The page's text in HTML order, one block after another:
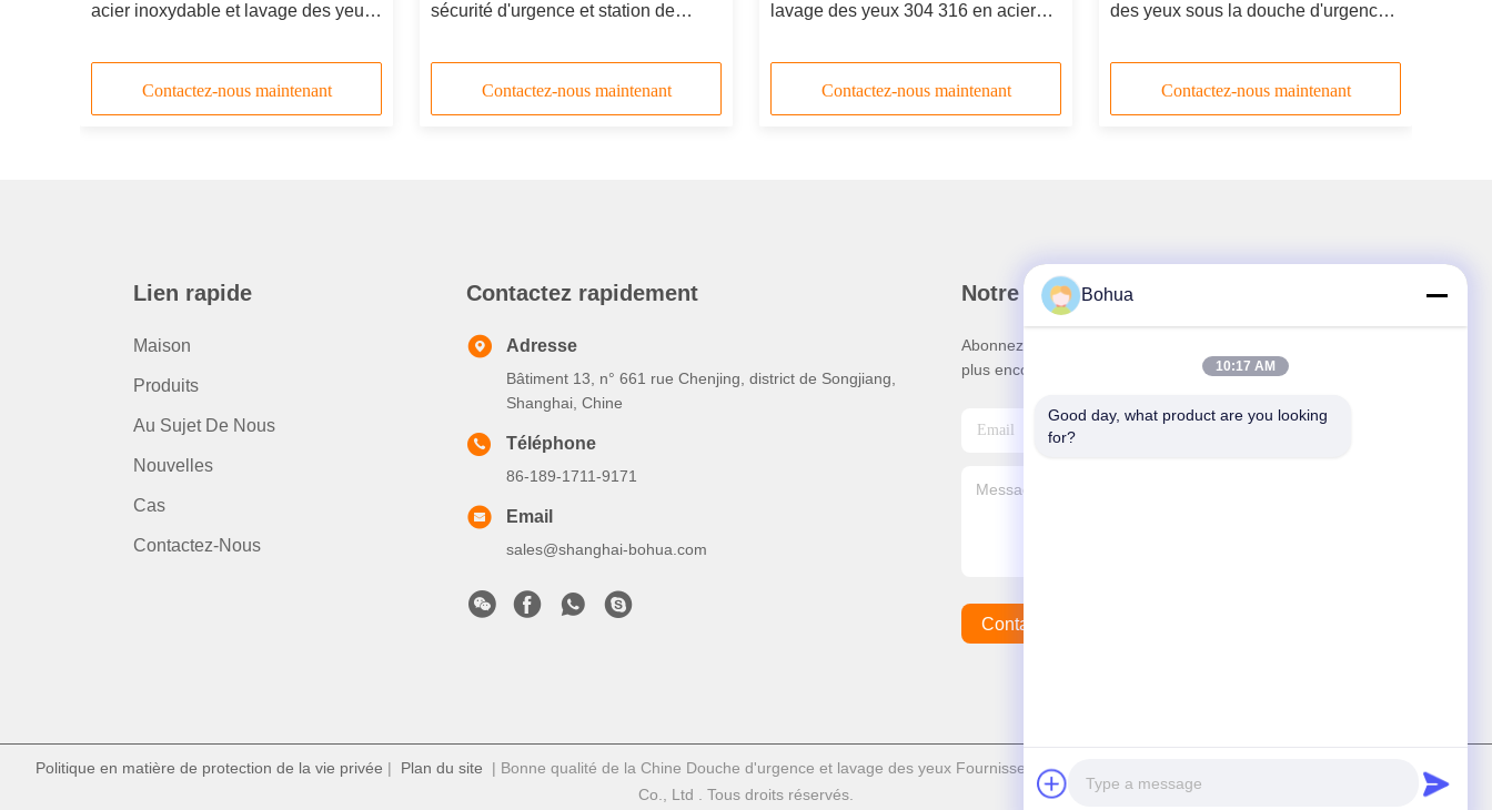
acier inoxydable et lavage des yeux
Contactez-nous maintenant
sécurité d'urgence et station de
inoxydable
Contactez-nous maintenant
lavage des yeux 304 316 en acier
pulvérisation
Contactez-nous maintenant
des yeux sous la douche d'urgence
Contactez-nous maintenant
Lien rapide
Maison
Produits
Au Sujet De Nous
Nouvelles
Cas
Contactez-Nous
Contactez rapidement
Adresse
Bâtiment 13, n° 661 rue Chenjing, district de Songjiang,
Shanghai, Chine
Téléphone
86-189-1711-9171
Email
sales@shanghai-bohua.com
Notre newsletter
Abonnez-vous à notre newsletter pour des réductions et
plus encore.
Contactez-Nous
Politique en matière de protection de la vie privée | Plan du site | Bonne qualité de la Chine Douche d'urgence et lavage des yeux Fournisseur. © de Copyright 2025-2026 Shanghai Bohua Safety Device
Co., Ltd . Tous droits réservés.
Bohua
10:17 AM
Good day, what product are you looking
for?